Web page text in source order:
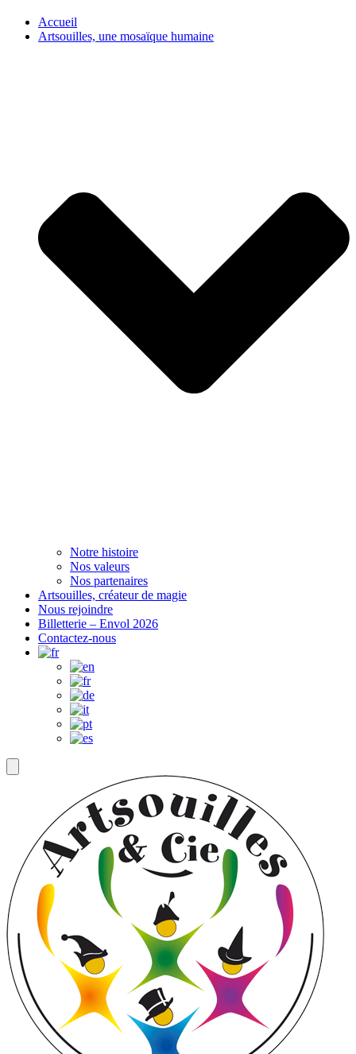
Accueil
Artsouilles, une mosaïque humaine
Notre histoire
Nos valeurs
Nos partenaires
Artsouilles, créateur de magie
Nous rejoindre
Billetterie – Envol 2026
Contactez-nous